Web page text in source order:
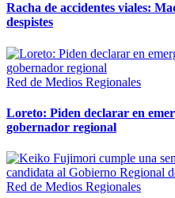
Racha de accidentes viales:
despistes
Red de Medios Regionales
Loreto: Piden declarar en
gobernador regional
Red de Medios Regionales